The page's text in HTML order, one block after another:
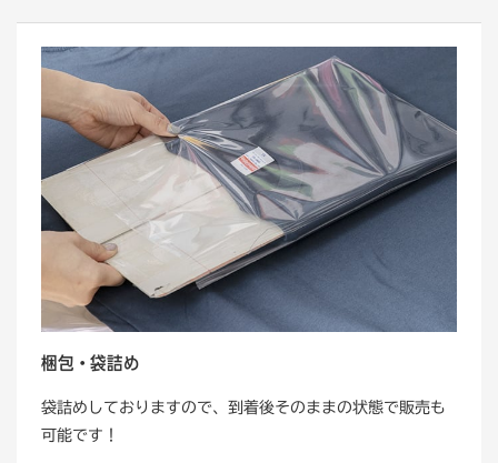
梱包・袋詰め
袋詰めしておりますので、到着後そのままの状態で販売も
可能です！